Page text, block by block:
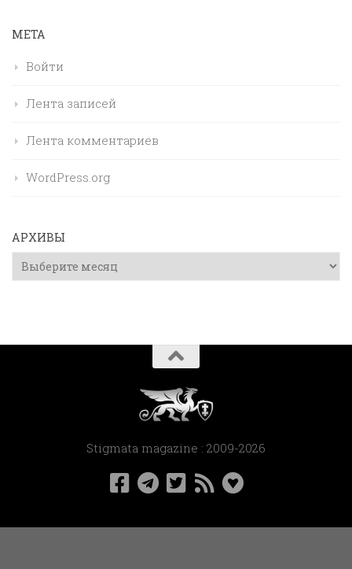
МЕТА
Войти
Лента записей
Лента комментариев
WordPress.org
АРХИВЫ
Архивы
Stigmata magazine : 2009-2026